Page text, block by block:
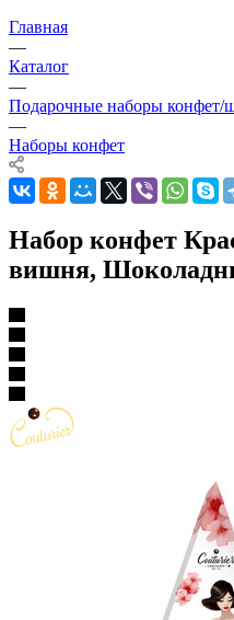
Главная
—
Каталог
—
Подарочные наборы конфет/
—
Наборы конфет
Набор конфет
вишня,